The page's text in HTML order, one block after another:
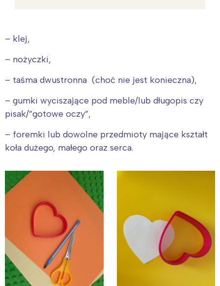
– klej,
– nożyczki,
– taśma dwustronna (choć nie jest konieczna),
– gumki wyciszające pod meble/lub długopis czy
pisak/”gotowe oczy”,
– foremki lub dowolne przedmioty mające kształt
koła dużego, małego oraz serca.